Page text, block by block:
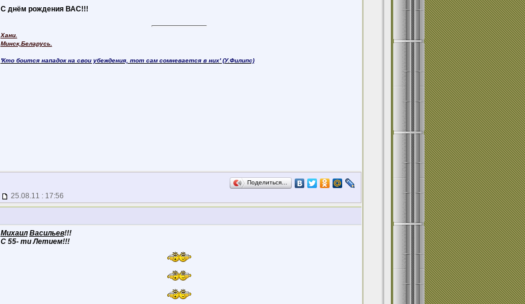
С днём рождения ВАС!!!
Хани.
Минск,Беларусь.
'Кто боится нападок на свои убеждения, тот сам сомневается в них' (У.Филипс)
Поделиться…
25.08.11 : 17:56
Михаил Васильев!!!
С 55- ти Летием!!!